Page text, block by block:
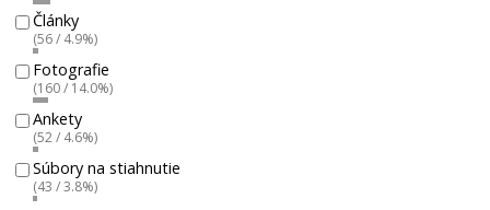
Články
(56 / 4.9%)
Fotografie
(160 / 14.0%)
Ankety
(52 / 4.6%)
Súbory na stiahnutie
(43 / 3.8%)